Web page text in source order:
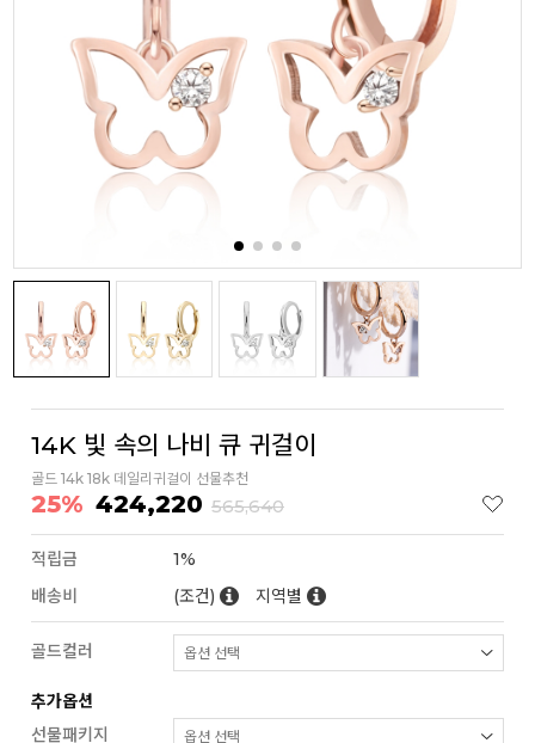
14K 빛 속의 나비 큐 귀걸이
골드 14k 18k 데일리귀걸이 선물추천
25% 424,220 565,640
적립금
1%
배송비
(조건) 지역별
골드컬러
추가옵션
선물패키지